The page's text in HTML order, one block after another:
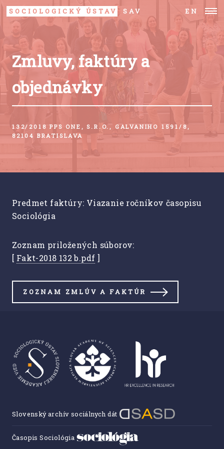
SOCIOLOGICKÝ ÚSTAV SAV EN
Zmluvy, faktúry a
objednávky
132/2018 PPS ONE, S.R.O., GALVANIHO 1591/8,
82104 BRATISLAVA
Predmet faktúry: Viazanie ročníkov časopisu
Sociológia
Zoznam priložených súborov:
[ Fakt-2018 132 b.pdf ]
ZOZNAM ZMLÚV A FAKTÚR
Slovenský archív sociálnych dát
Časopis Sociológia